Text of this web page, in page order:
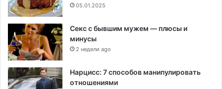
05.01.2025
Секс с бывшим мужем — плюсы и
минусы
2 недели ago
Нарцисс: 7 способов манипулировать
отношениями